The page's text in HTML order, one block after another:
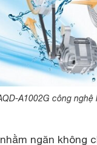
A1002G công nghệ
ngăn không